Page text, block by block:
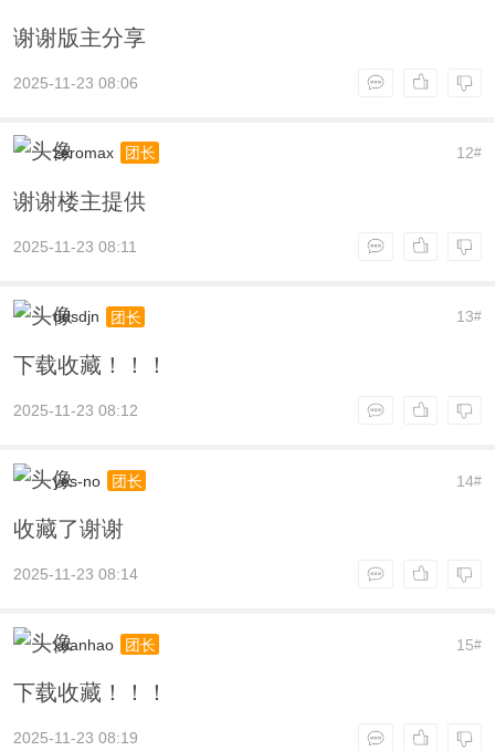
谢谢版主分享
2025-11-23 08:06
12#
zeromax 团长
谢谢楼主提供
2025-11-23 08:11
13#
ddsdjn 团长
下载收藏！！！
2025-11-23 08:12
14#
yes-no 团长
收藏了谢谢
2025-11-23 08:14
15#
xuanhao 团长
下载收藏！！！
2025-11-23 08:19